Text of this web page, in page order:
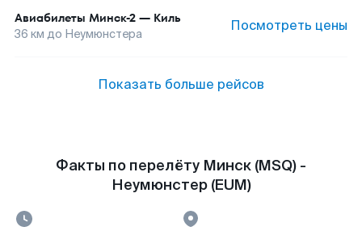
Авиабилеты Минск-2 — Киль
36 км до Неумюнстера Посмотреть цены
Показать больше рейсов
Факты по перелёту Минск (MSQ) -
Неумюнстер (EUM)